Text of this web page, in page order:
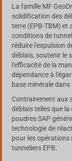
La famille MF
solidification des
terre (EPB-TBM) et
conditions de
réduire l'expulsion
déblais, soutenir le
l'efficacité de la
dépendance à
base minérale
Contrairement aux
déblais telles que la
poudres SAP
technologie de
pour les opérations
tunneliers EPB.